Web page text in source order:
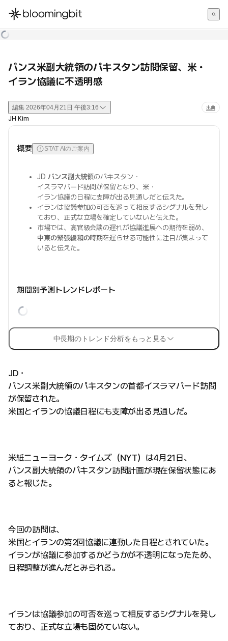
한국어
バンス米副大統領のパキスタン訪問保留、米・
イラン協議に不透明感
編集 2026年04月21日 午後3:16 出典
JH Kim
概要 STAT AIのご案内
JD バンス副大統領のパキスタン・
イスラマバード訪問が保留となり、米・
イラン協議の日程に支障が出る見通しだと伝えた。
イランは協議参加の可否を巡って相反するシグナルを発し
ており、正式な立場を確定していないと伝えた。
市場では、高官級会談の遅れが協議進展への期待を弱め、
中東の緊張緩和の時期を遅らせる可能性に注目が集まって
いると伝えた。
期間別予測トレンドレポート
中長期のトレンド分析をもっと見る
JD・
バンス米副大統領のパキスタンの首都イスラマバード訪問
が保留された。
米国とイランの協議日程にも支障が出る見通しだ。
米紙ニューヨーク・タイムズ（NYT）は4月21日、
バンス副大統領のパキスタン訪問計画が現在保留状態にあ
ると報じた。
今回の訪問は、
米国とイランの第2回協議に連動した日程とされていた。
イランが協議に参加するかどうかが不透明になったため、
日程調整が進んだとみられる。
イランは協議参加の可否を巡って相反するシグナルを発し
ており、正式な立場も固めていない。